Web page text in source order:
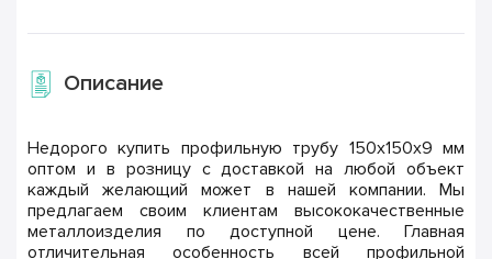
Описание
Недорого купить профильную трубу 150х150х9 мм
оптом и в розницу с доставкой на любой объект
каждый желающий может в нашей компании. Мы
предлагаем своим клиентам высококачественные
металлоизделия по доступной цене. Главная
отличительная особенность всей профильной